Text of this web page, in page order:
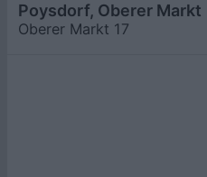
Poysdorf, Oberer Markt
Oberer Markt 17